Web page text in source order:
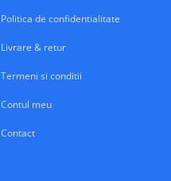
Politica de confidentialitate
Livrare & retur
Termeni si conditii
Contul meu
Contact